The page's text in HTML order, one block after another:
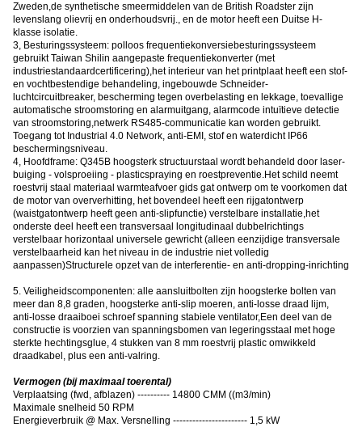
Zweden,de synthetische smeermiddelen van de British Roadster zijn
levenslang olievrij en onderhoudsvrij., en de motor heeft een Duitse H-
klasse isolatie.
3, Besturingssysteem: polloos frequentiekonversiebesturingssysteem
gebruikt Taiwan Shilin aangepaste frequentiekonverter (met
industriestandaardcertificering),het interieur van het printplaat heeft een stof-
en vochtbestendige behandeling, ingebouwde Schneider-
luchtcircuitbreaker, bescherming tegen overbelasting en lekkage, toevallige
automatische stroomstoring en alarmuitgang, alarmcode intuïtieve detectie
van stroomstoring,netwerk RS485-communicatie kan worden gebruikt.
Toegang tot Industrial 4.0 Network, anti-EMI, stof en waterdicht IP66
beschermingsniveau.
4, Hoofdframe: Q345B hoogsterk structuurstaal wordt behandeld door laser-
buiging - volsproeiing - plasticspraying en roestpreventie.Het schild neemt
roestvrij staal materiaal warmteafvoer gids gat ontwerp om te voorkomen dat
de motor van oververhitting, het bovendeel heeft een rijgatontwerp
(waistgatontwerp heeft geen anti-slipfunctie) verstelbare installatie,het
onderste deel heeft een transversaal longitudinaal dubbelrichtings
verstelbaar horizontaal universele gewricht (alleen eenzijdige transversale
verstelbaarheid kan het niveau in de industrie niet volledig
aanpassen)Structurele opzet van de interferentie- en anti-dropping-inrichting
5. Veiligheidscomponenten: alle aansluitbolten zijn hoogsterke bolten van
meer dan 8,8 graden, hoogsterke anti-slip moeren, anti-losse draad lijm,
anti-losse draaiboei schroef spanning stabiele ventilator,Een deel van de
constructie is voorzien van spanningsbomen van legeringsstaal met hoge
sterkte hechtingsglue, 4 stukken van 8 mm roestvrij plastic omwikkeld
draadkabel, plus een anti-valring.
Vermogen (bij maximaal toerental)
Verplaatsing (fwd, afblazen) ---------- 14800 CMM ((m3/min)
Maximale snelheid 50 RPM
Energieverbruik @ Max. Versnelling ----------------------- 1,5 kW